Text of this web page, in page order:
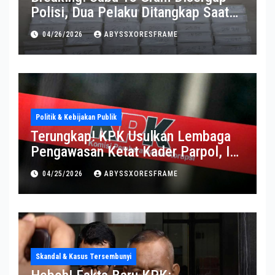
Polisi, Dua Pelaku Ditangkap Saat
Operasi Berlangsung Di Tempat
04/26/2026 ABYSSXORESFRAME
Politik & Kebijakan Publik
Terungkap! KPK Usulkan Lembaga
Pengawasan Ketat Kader Parpol, Ini
Alasannya
04/25/2026 ABYSSXORESFRAME
Skandal & Kasus Tersembunyi